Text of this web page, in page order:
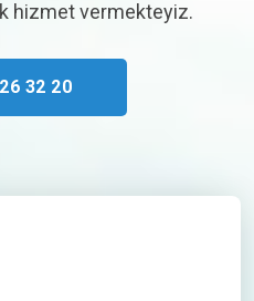
hizmet vermekteyiz.
32 20